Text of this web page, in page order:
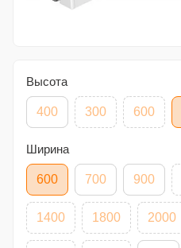
Высота
400 300 600
Ширина
600 700 900
1400 1800 2000